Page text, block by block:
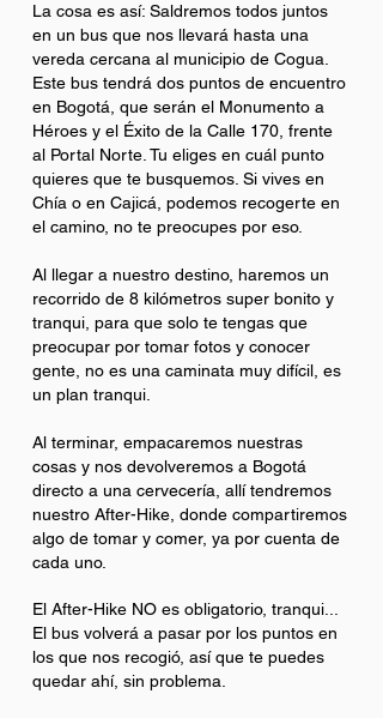
La cosa es así: Saldremos todos juntos
en un bus que nos llevará hasta una
vereda cercana al municipio de Cogua.
Este bus tendrá dos puntos de encuentro
en Bogotá, que serán el Monumento a
Héroes y el Éxito de la Calle 170, frente
al Portal Norte. Tu eliges en cuál punto
quieres que te busquemos. Si vives en
Chía o en Cajicá, podemos recogerte en
el camino, no te preocupes por eso.
Al llegar a nuestro destino, haremos un
recorrido de 8 kilómetros super bonito y
tranqui, para que solo te tengas que
preocupar por tomar fotos y conocer
gente, no es una caminata muy difícil, es
un plan tranqui.
Al terminar, empacaremos nuestras
cosas y nos devolveremos a Bogotá
directo a una cervecería, allí tendremos
nuestro After-Hike, donde compartiremos
algo de tomar y comer, ya por cuenta de
cada uno.
El After-Hike NO es obligatorio, tranqui...
El bus volverá a pasar por los puntos en
los que nos recogió, así que te puedes
quedar ahí, sin problema.